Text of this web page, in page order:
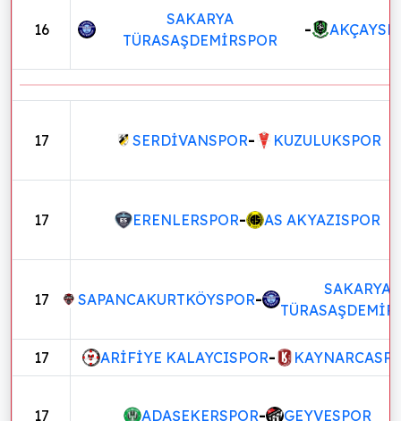
16
SAKARYA
TÜRASAŞDEMİRSPOR
-
17 SERDİVANSPOR- KUZULUKSPOR
17 ERENLERSPOR- AS AKYAZISPOR
17 SAPANCAKURTKÖYSPOR-
SAKARYA
17 ARİFİYE KALAYCISPOR-
17 ADAŞEKERSPOR- GEYVESPOR